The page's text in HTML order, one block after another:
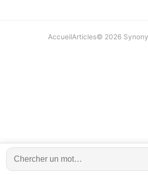
AccueilArticles© 2026